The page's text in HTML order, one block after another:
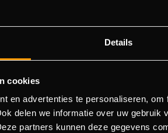
Details
cookies
en advertenties te personaliseren,
delen we informatie over uw gebruik
partners kunnen deze gegevens
404 - Page Not